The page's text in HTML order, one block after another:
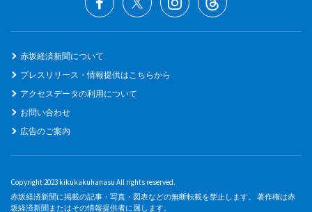
赤坂経済新聞について
プレスリリース・情報提供はこちらから
アクセスデータの利用について
お問い合わせ
広告のご案内
Copyright 2023 kikukakuhanasu All rights reserved.
赤坂経済新聞に掲載の記事・写真・図表などの無断転載を禁止します。 著作権は赤
坂経済新聞またはその情報提供者に属します。